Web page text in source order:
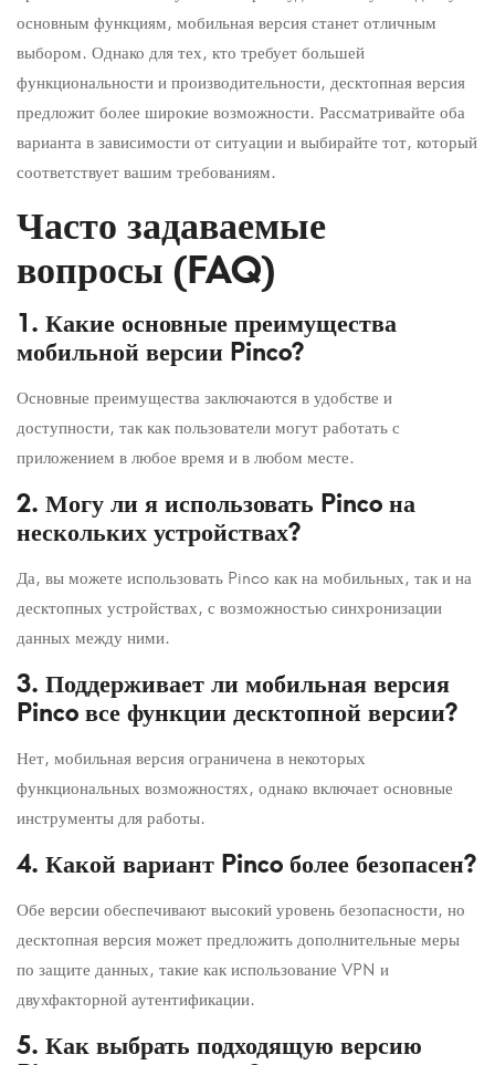
основным функциям, мобильная версия станет отличным
выбором. Однако для тех, кто требует большей
функциональности и производительности, десктопная версия
предложит более широкие возможности. Рассматривайте оба
варианта в зависимости от ситуации и выбирайте тот, который
соответствует вашим требованиям.
Часто задаваемые
вопросы (FAQ)
1. Какие основные преимущества
мобильной версии Pinco?
Основные преимущества заключаются в удобстве и
доступности, так как пользователи могут работать с
приложением в любое время и в любом месте.
2. Могу ли я использовать Pinco на
нескольких устройствах?
Да, вы можете использовать Pinco как на мобильных, так и на
десктопных устройствах, с возможностью синхронизации
данных между ними.
3. Поддерживает ли мобильная версия
Pinco все функции десктопной версии?
Нет, мобильная версия ограничена в некоторых
функциональных возможностях, однако включает основные
инструменты для работы.
4. Какой вариант Pinco более безопасен?
Обе версии обеспечивают высокий уровень безопасности, но
десктопная версия может предложить дополнительные меры
по защите данных, такие как использование VPN и
двухфакторной аутентификации.
5. Как выбрать подходящую версию